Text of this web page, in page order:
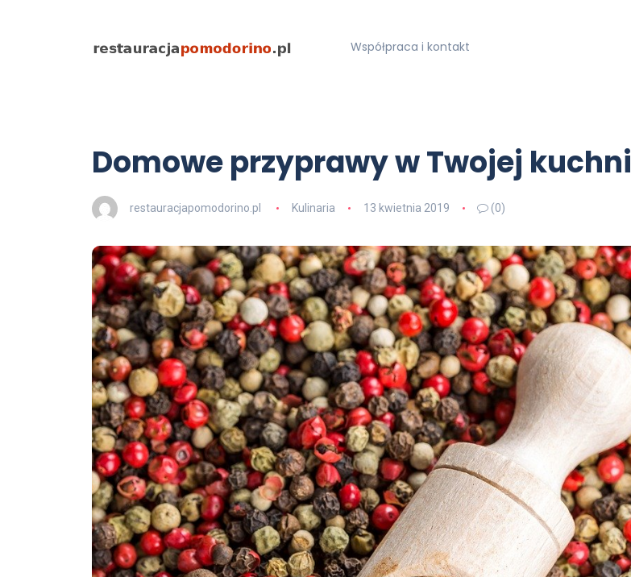
Współpraca i kontakt
Domowe przyprawy w Twojej kuchni
restauracjapomodorino.pl Kulinaria 13 kwietnia 2019 (0)